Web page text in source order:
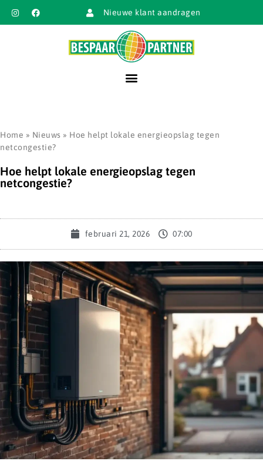
Nieuwe klant aandragen
Home » Nieuws » Hoe helpt lokale energieopslag tegen
netcongestie?
Hoe helpt lokale energieopslag tegen
netcongestie?
februari 21, 2026 07:00